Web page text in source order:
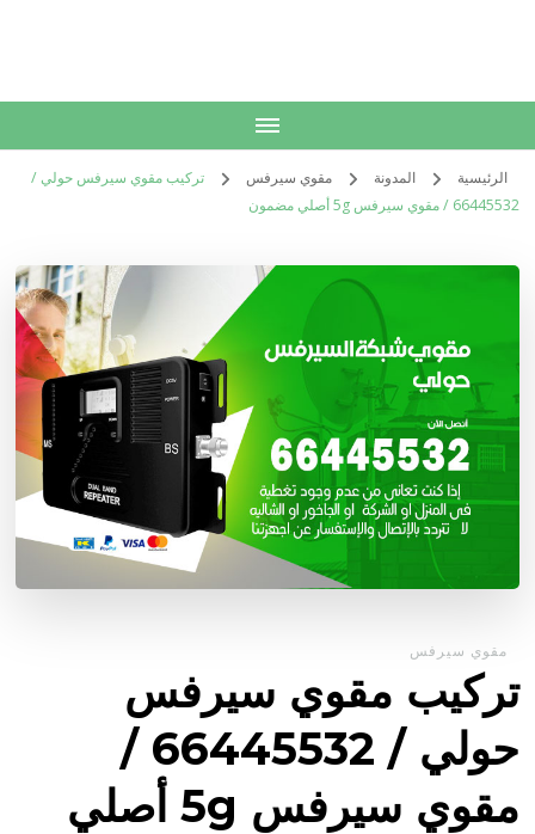
الرئيسية المدونة مقوي سيرفس
تركيب مقوي سيرفس حولي /
66445532 / مقوي سيرفس 5g أصلي مضمون
مقوي سيرفس
تركيب مقوي سيرفس
حولي / 66445532 /
مقوي سيرفس 5g أصلي